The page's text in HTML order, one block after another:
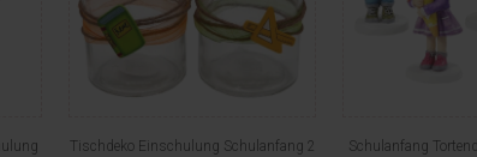
Tischdeko Einschulung Schulanfang 2
Schulanfang